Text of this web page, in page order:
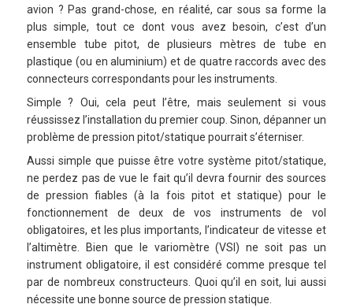
avion ? Pas grand-chose, en réalité, car sous sa forme la
plus simple, tout ce dont vous avez besoin, c’est d’un
ensemble tube pitot, de plusieurs mètres de tube en
plastique (ou en aluminium) et de quatre raccords avec des
connecteurs correspondants pour les instruments.
Simple ? Oui, cela peut l’être, mais seulement si vous
réussissez l’installation du premier coup. Sinon, dépanner un
problème de pression pitot/statique pourrait s’éterniser.
Aussi simple que puisse être votre système pitot/statique,
ne perdez pas de vue le fait qu’il devra fournir des sources
de pression fiables (à la fois pitot et statique) pour le
fonctionnement de deux de vos instruments de vol
obligatoires, et les plus importants, l’indicateur de vitesse et
l’altimètre. Bien que le variomètre (VSI) ne soit pas un
instrument obligatoire, il est considéré comme presque tel
par de nombreux constructeurs. Quoi qu’il en soit, lui aussi
nécessite une bonne source de pression statique.